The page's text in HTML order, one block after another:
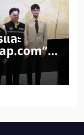
ละ
ทาวน์–
มโยง
าหาร–